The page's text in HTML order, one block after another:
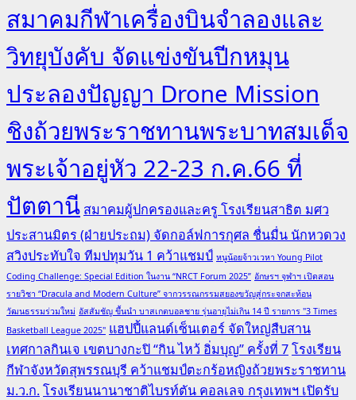
สมาคมกีฬาเครื่องบินจำลองและ
วิทยุบังคับ จัดแข่งขันปีกหมุน
ประลองปัญญา Drone Mission
ชิงถ้วยพระราชทานพระบาทสมเด็จ
พระเจ้าอยู่หัว 22-23 ก.ค.66 ที่
ปัตตานี สมาคมผู้ปกครองและครู โรงเรียนสาธิต มศว
ประสานมิตร (ฝ่ายประถม) จัดกอล์ฟการกุศล ชื่นมื่น นักหวดวง
สวิงประทับใจ ทีมปทุมวัน 1 คว้าแชมป์ หนูน้อยจ้าวเวหา Young Pilot
Coding Challenge: Special Edition ในงาน “NRCT Forum 2025” อักษรฯ จุฬาฯ เปิดสอน
รายวิชา “Dracula and Modern Culture” จากวรรณกรรมสยองขวัญสู่กระจกสะท้อน
วัฒนธรรมร่วมใหม่ อัสสัมชัญ ขึ้นนำ บาสเกตบอลชาย รุ่นอายุไม่เกิน 14 ปี รายการ "3 Times
Basketball League 2025" แฮปปี้แลนด์เซ็นเตอร์ จัดใหญ่สืบสาน
เทศกาลกินเจ เขตบางกะปิ “กิน ไหว้ อิ่มบุญ” ครั้งที่ 7โรงเรียน
กีฬาจังหวัดสุพรรณบุรี คว้าแชมป์ตะกร้อหญิงถ้วยพระราชทาน
ม.ว.ก.โรงเรียนนานาชาติไบรท์ตัน คอลเลจ กรุงเทพฯ เปิดรับ